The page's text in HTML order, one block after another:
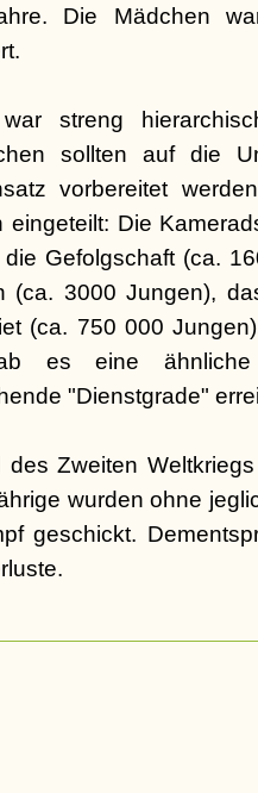
Die Mädchen
streng
sollten auf die
vorbereitet
eingeteilt: Die
Gefolgschaft (ca.
(ca. 3000 Jungen),
(ca. 750 000
es eine ähnliche
"Dienstgrade"
des Zweiten
wurden ohne
geschickt.